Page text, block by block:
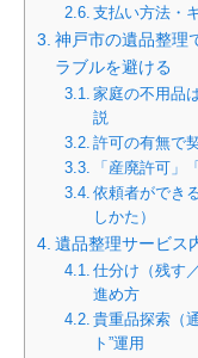
支払い方法・
神戸市の遺品整理
ラブルを避ける
家庭の不用品
説
許可の有無で
「産廃許可」
依頼者ができ
しかた）
遺品整理サービス
仕分け（残す
進め方
貴重品探索（
ト”運用